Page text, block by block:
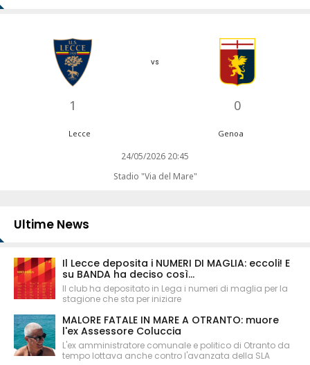
1
vs
0
Lecce Genoa
24/05/2026 20:45
Stadio "Via del Mare"
Ultime News
Il Lecce deposita i NUMERI DI MAGLIA: eccoli! E
su BANDA ha deciso così...
Il club ha depositato in Lega i numeri di maglia per la
stagione che sta per iniziare
MALORE FATALE IN MARE A OTRANTO: muore
l'ex Assessore Coluccia
L'ex amministratore comunale e politico di Otranto da
tempo lottava anche contro l'avanzata della SLA